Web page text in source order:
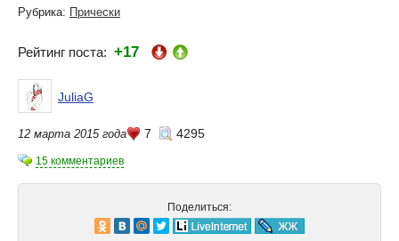
Рубрика: Прически
Рейтинг поста: +17
JuliaG
12 марта 2015 года 7 4295
15 комментариев
Поделиться: